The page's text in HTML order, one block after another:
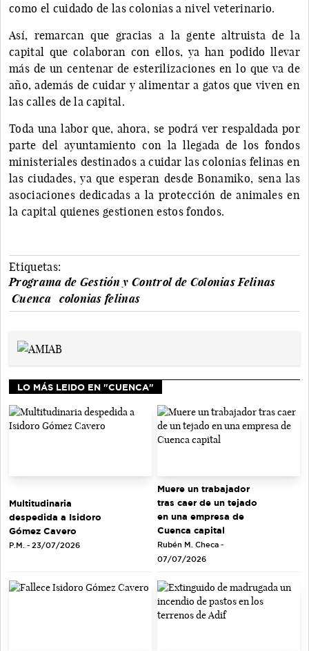
como el cuidado de las colonias a nivel veterinario.
Así, remarcan que gracias a la gente altruista de la
capital que colaboran con ellos, ya han podido llevar
más de un centenar de esterilizaciones en lo que va de
año, además de cuidar y alimentar a gatos que viven en
las calles de la capital.
Toda una labor que, ahora, se podrá ver respaldada por
parte del ayuntamiento con la llegada de los fondos
ministeriales destinados a cuidar las colonias felinas en
las ciudades, ya que esperan desde Bonamiko, sena las
asociaciones dedicadas a la protección de animales en
la capital quienes gestionen estos fondos.
Etiquetas:
Programa de Gestión y Control de Colonias Felinas
Cuenca
colonias felinas
LO MÁS LEIDO EN "CUENCA"
Multitudinaria
despedida a Isidoro
Gómez Cavero
P.M. - 23/07/2026
Muere un trabajador
tras caer de un tejado
en una empresa de
Cuenca capital
Rubén M. Checa -
07/07/2026